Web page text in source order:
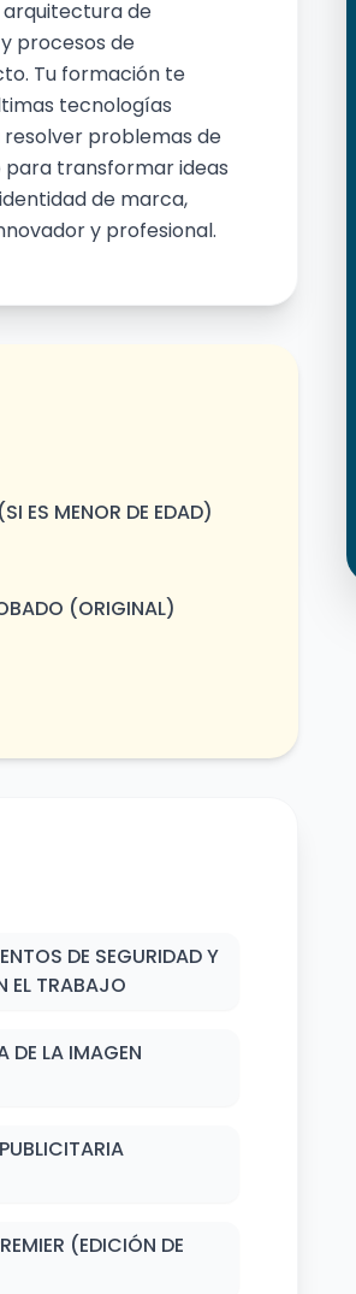
arquitectura de
procesos de
Tu formación te
tecnologías
problemas de
transformar ideas
de marca,
y profesional.
ES MENOR DE EDAD)
(ORIGINAL)
DE SEGURIDAD Y
EL TRABAJO
DE LA IMAGEN
(EDICIÓN DE